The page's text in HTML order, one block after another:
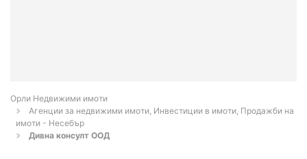
Орли Недвижими имоти
Агенции за недвижими имоти, Инвестиции в имоти, Продажби на
имоти - Несебър
Дивна консулт ООД